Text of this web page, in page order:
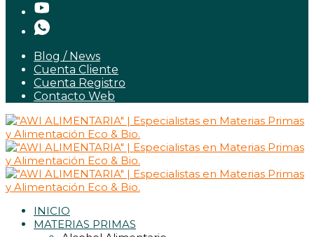
Blog / News
Cuenta Cliente
Cuenta Registro
Contacto Web
INICIO
MATERIAS PRIMAS